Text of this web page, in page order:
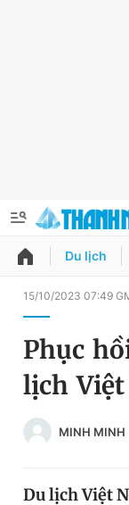
QUẢNG CÁO
Chuyên mục
Chuyên mục khác
Đổi mật
Tin đã lưu
Tin đã xem
Đăng xuất
Du lịch
15/10/2023 07:49
Phục
lịch
MINH MINH
Du lịch Việt